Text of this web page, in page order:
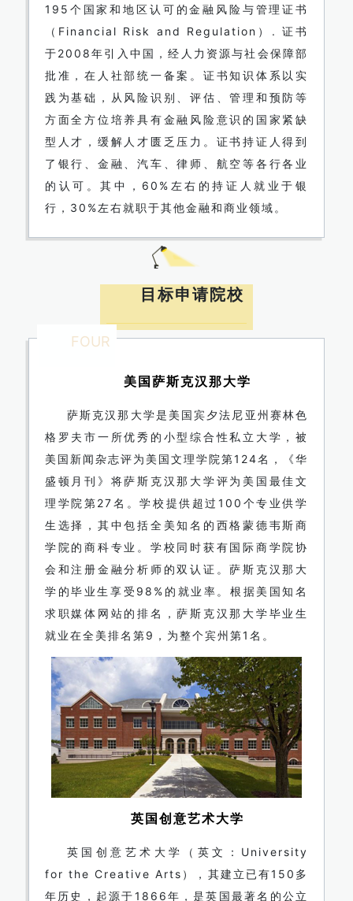
195个国家和地区认可的金融风险与管理证书
（Financial Risk and Regulation）. 证书
于2008年引入中国，经人力资源与社会保障部
批准，在人社部统一备案。证书知识体系以实
践为基础，从风险识别、评估、管理和预防等
方面全方位培养具有金融风险意识的国家紧缺
型人才，缓解人才匮乏压力。证书持证人得到
了银行、金融、汽车、律师、航空等各行各业
的认可。其中，60%左右的持证人就业于银
行，30%左右就职于其他金融和商业领域。
目标申请院校
FOUR
美国萨斯克汉那大学
萨斯克汉那大学是美国宾夕法尼亚州赛林色
格罗夫市一所优秀的小型综合性私立大学，被
美国新闻杂志评为美国文理学院第124名，《华
盛顿月刊》将萨斯克汉那大学评为美国最佳文
理学院第27名。学校提供超过100个专业供学
生选择，其中包括全美知名的西格蒙德韦斯商
学院的商科专业。学校同时获有国际商学院协
会和注册金融分析师的双认证。萨斯克汉那大
学的毕业生享受98%的就业率。根据美国知名
求职媒体网站的排名，萨斯克汉那大学毕业生
就业在全美排名第9，为整个宾州第1名。
英国创意艺术大学
英国创意艺术大学（英文：University
for the Creative Arts），其建立已有150多
年历史，起源于1866年，是英国最著名的公立